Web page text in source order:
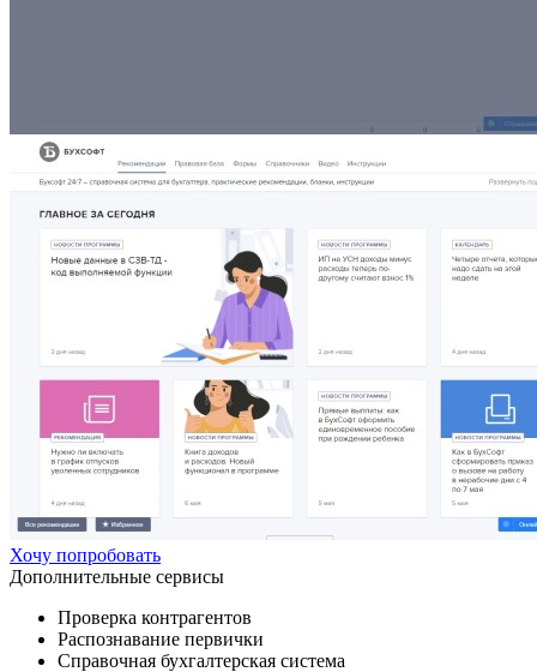
Хочу попробовать
Дополнительные сервисы
Проверка контрагентов
Распознавание первички
Справочная бухгалтерская система